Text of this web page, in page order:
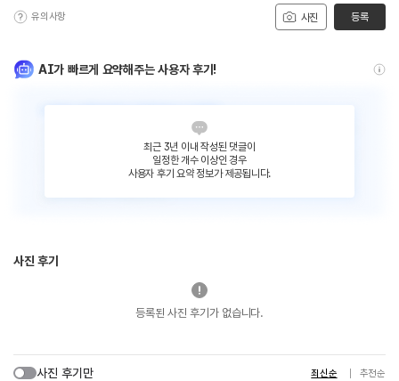
사진
유의사항 등록
AI가 빠르게 요약해주는 사용자 후기!
최근 3년 이내 작성된 댓글이
일정한 개수 이상인 경우
사용자 후기 요약 정보가 제공됩니다.
사진 후기
등록된 사진 후기가 없습니다.
사진 후기만 최신순 추천순